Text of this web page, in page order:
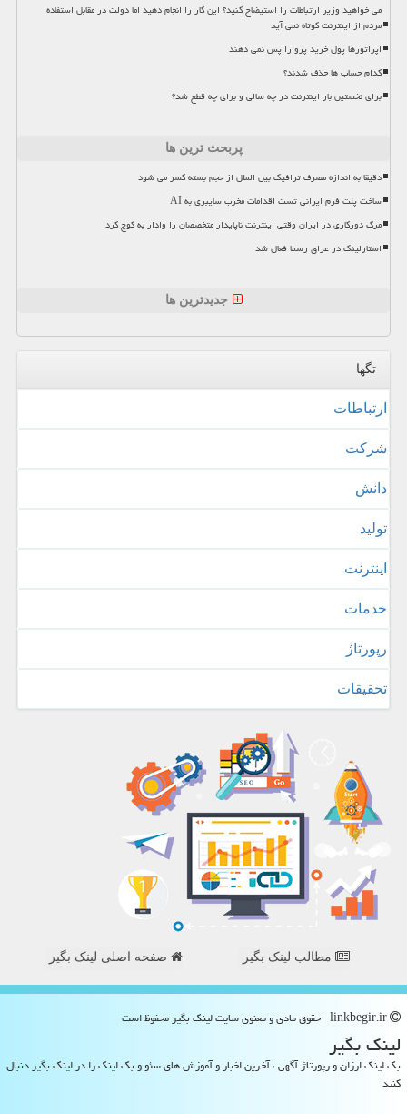
می خواهید وزیر ارتباطات را استیضاح کنید؟ این کار را انجام دهید اما دولت در مقابل استفاده
مردم از اینترنت کوتاه نمی آید
اپراتورها پول خرید پرو را پس نمی دهند
کدام حساب ها حذف شدند؟
برای نخستین بار اینترنت در چه سالی و برای چه قطع شد؟
پربحث ترین ها
دقیقا به اندازه مصرف ترافیک بین الملل از حجم بسته کسر می شود
ساخت پلت فرم ایرانی تست اقدامات مخرب سایبری به AI
مرگ دورکاری در ایران وقتی اینترنت ناپایدار متخصصان را وادار به کوچ کرد
استارلینک در عراق رسما فعال شد
جدیدترین ها
تگها
ارتباطات
شركت
دانش
تولید
اینترنت
خدمات
رپورتاژ
تحقیقات
مطالب لینک بگیر صفحه اصلی لینک بگیر
لینك بگیر
بک لینک ارزان و رپورتاژ آگهی ، آخرین اخبار و آموزش های سئو و بک لینک را در لینک بگیر دنبال
کنید